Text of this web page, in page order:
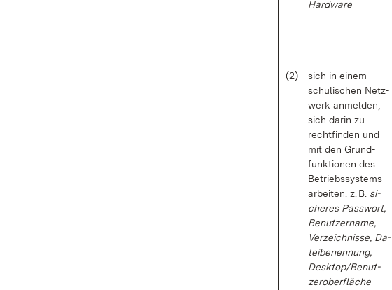
Hard­ware
(2)
sich in ei­nem
schu­li­schen Netz­
werk an­mel­den,
sich dar­in zu­
recht­fin­den und
mit den Grund­
funk­tio­nen des
Be­triebs­sys­tems
ar­bei­ten: z. B. si­
che­res Pass­wort,
Be­nut­zer­na­me,
Ver­zeich­nis­se, Da­
tei­benen­nung,
Desk­top/Be­nut­
zer­ober­flä­che